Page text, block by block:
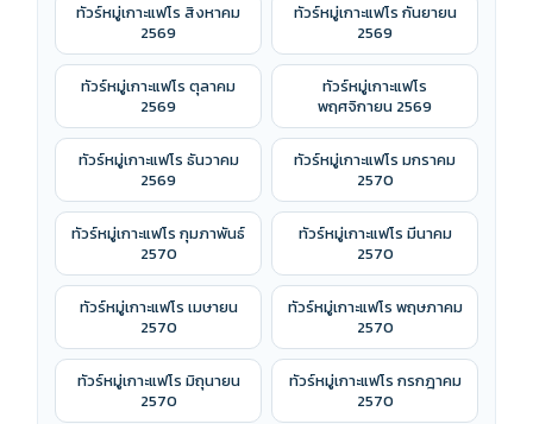
ทัวร์หมู่เกาะแฟโร สิงหาคม
2569
ทัวร์หมู่เกาะแฟโร กันยายน
2569
ทัวร์หมู่เกาะแฟโร ตุลาคม
2569
ทัวร์หมู่เกาะแฟโร
พฤศจิกายน 2569
ทัวร์หมู่เกาะแฟโร ธันวาคม
2569
ทัวร์หมู่เกาะแฟโร มกราคม
2570
ทัวร์หมู่เกาะแฟโร กุมภาพันธ์
2570
ทัวร์หมู่เกาะแฟโร มีนาคม
2570
ทัวร์หมู่เกาะแฟโร เมษายน
2570
ทัวร์หมู่เกาะแฟโร พฤษภาคม
2570
ทัวร์หมู่เกาะแฟโร มิถุนายน
2570
ทัวร์หมู่เกาะแฟโร กรกฎาคม
2570